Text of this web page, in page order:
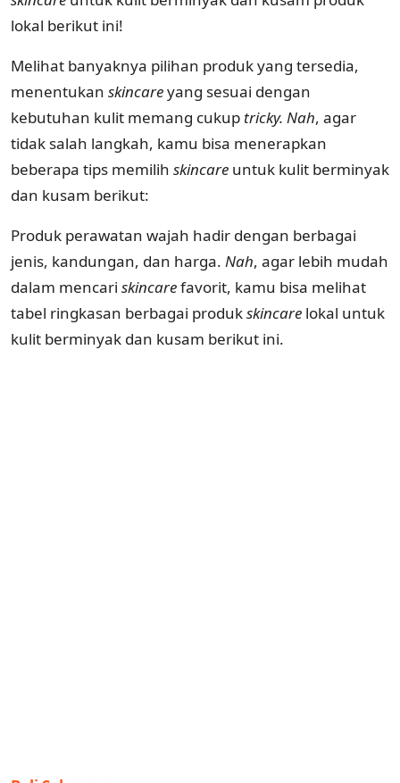
lokal berikut ini!
Melihat banyaknya pilihan produk yang tersedia,
menentukan skincareyang sesuai dengan
kebutuhan kulit memang cukup tricky. Nah, agar
tidak salah langkah, kamu bisa menerapkan
beberapa tips memilih skincare untuk kulit berminyak
dan kusam berikut:
Produk perawatan wajah hadir dengan berbagai
jenis, kandungan, dan harga. Nah, agar lebih mudah
dalam mencari skincarefavorit, kamu bisa melihat
tabel ringkasan berbagai produkskincare lokal untuk
kulit berminyak dan kusam berikut ini.